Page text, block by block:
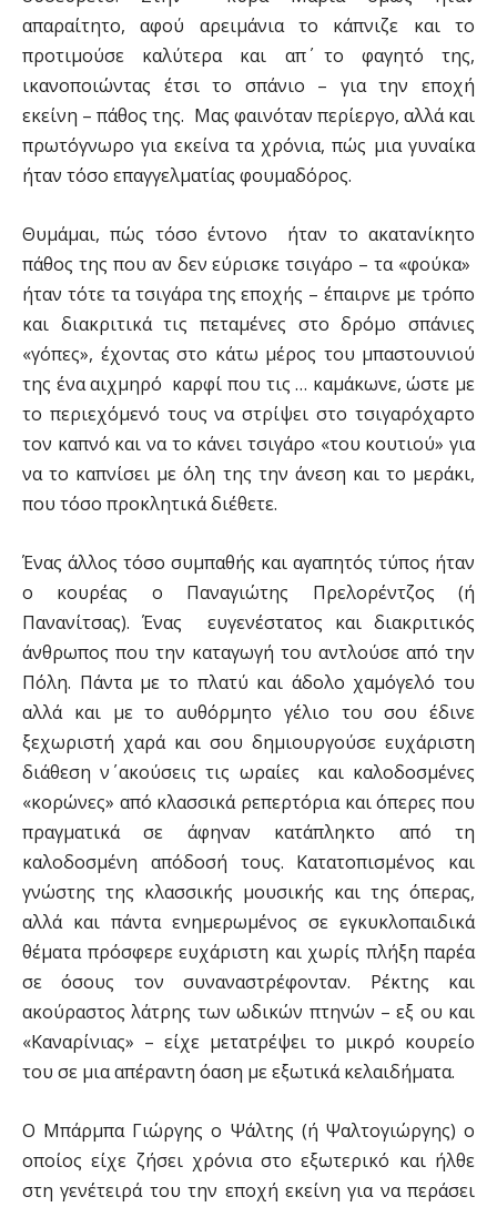
απαραίτητο, αφού αρειμάνια το κάπνιζε και το
προτιμούσε καλύτερα και απ΄ το φαγητό της,
ικανοποιώντας έτσι το σπάνιο – για την εποχή
εκείνη – πάθος της. Μας φαινόταν περίεργο, αλλά και
πρωτόγνωρο για εκείνα τα χρόνια, πώς μια γυναίκα
ήταν τόσο επαγγελματίας φουμαδόρος.
Θυμάμαι, πώς τόσο έντονο ήταν το ακατανίκητο
πάθος της που αν δεν εύρισκε τσιγάρο – τα «φούκα»
ήταν τότε τα τσιγάρα της εποχής – έπαιρνε με τρόπο
και διακριτικά τις πεταμένες στο δρόμο σπάνιες
«γόπες», έχοντας στο κάτω μέρος του μπαστουνιού
της ένα αιχμηρό καρφί που τις … καμάκωνε, ώστε με
το περιεχόμενό τους να στρίψει στο τσιγαρόχαρτο
τον καπνό και να το κάνει τσιγάρο «του κουτιού» για
να το καπνίσει με όλη της την άνεση και το μεράκι,
που τόσο προκλητικά διέθετε.
Ένας άλλος τόσο συμπαθής και αγαπητός τύπος ήταν
ο κουρέας ο Παναγιώτης Πρελορέντζος (ή
Πανανίτσας). Ένας ευγενέστατος και διακριτικός
άνθρωπος που την καταγωγή του αντλούσε από την
Πόλη. Πάντα με το πλατύ και άδολο χαμόγελό του
αλλά και με το αυθόρμητο γέλιο του σου έδινε
ξεχωριστή χαρά και σου δημιουργούσε ευχάριστη
διάθεση ν΄ ακούσεις τις ωραίες και καλοδοσμένες
«κορώνες» από κλασσικά ρεπερτόρια και όπερες που
πραγματικά σε άφηναν κατάπληκτο από τη
καλοδοσμένη απόδοσή τους. Κατατοπισμένος και
γνώστης της κλασσικής μουσικής και της όπερας,
αλλά και πάντα ενημερωμένος σε εγκυκλοπαιδικά
θέματα πρόσφερε ευχάριστη και χωρίς πλήξη παρέα
σε όσους τον συναναστρέφονταν. Ρέκτης και
ακούραστος λάτρης των ωδικών πτηνών – εξ ου και
«Καναρίνιας» – είχε μετατρέψει το μικρό κουρείο
του σε μια απέραντη όαση με εξωτικά κελαιδήματα.
Ο Μπάρμπα Γιώργης ο Ψάλτης (ή Ψαλτογιώργης) ο
οποίος είχε ζήσει χρόνια στο εξωτερικό και ήλθε
στη γενέτειρά του την εποχή εκείνη για να περάσει